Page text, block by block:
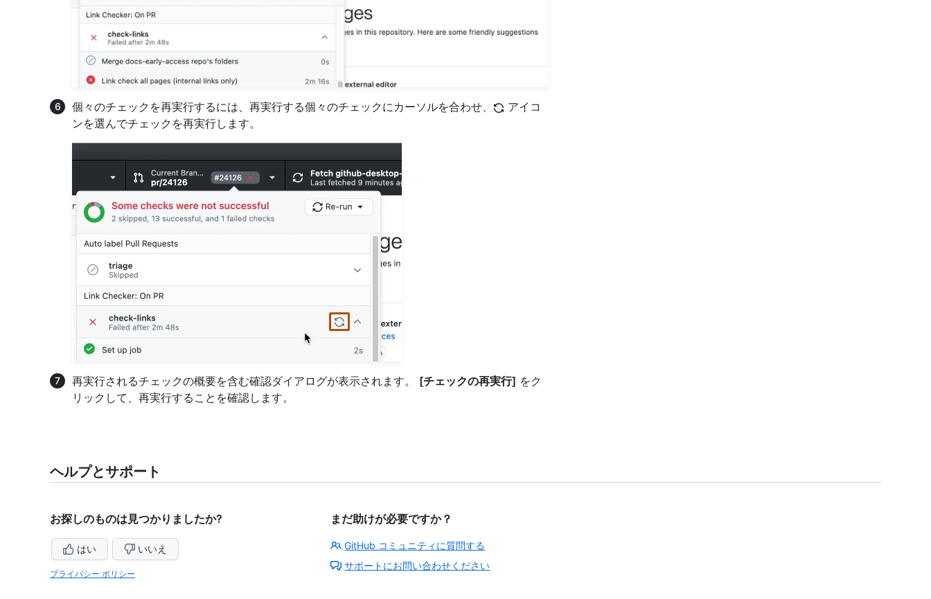
個々のチェックを再実行するには、再実行する個々のチェックにカーソルを合わせ、
アイコ
ンを選んでチェックを再実行します。
再実行されるチェックの概要を含む確認ダイアログが表示されます。 [チェックの再実行] をク
リックして、再実行することを確認します。
ヘルプとサポート
お探しのものは見つかりましたか?
はい いいえ
プライバシー ポリシー
まだ助けが必要ですか？
GitHub コミュニティに質問する
サポートにお問い合わせください